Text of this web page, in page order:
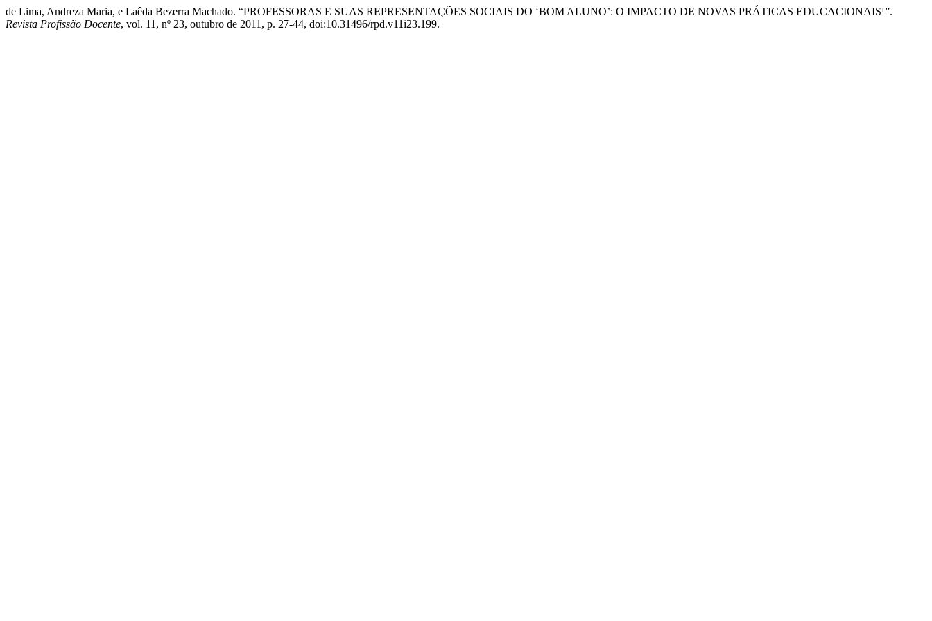
de Lima, Andreza Maria, e Laêda Bezerra Machado. “PROFESSORAS E SUAS REPRESENTAÇÕES SOCIAIS DO ‘BOM ALUNO’: O IMPACTO DE NOVAS PRÁTICAS EDUCACIONAIS¹”.
Revista Profissão Docente, vol. 11, nº 23, outubro de 2011, p. 27-44, doi:10.31496/rpd.v11i23.199.